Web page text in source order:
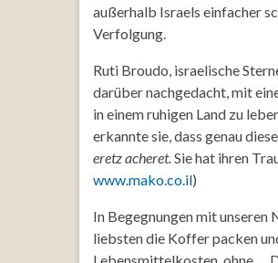
außerhalb Israels einfacher
Verfolgung.
Ruti Broudo, israelische
darüber nachgedacht, mit
in einem ruhigen Land zu
erkannte sie, dass genau
eretz acheret.Sie hat ihren
www.mako.co.il)
In Begegnungen mit unseren
liebsten die Koffer packen